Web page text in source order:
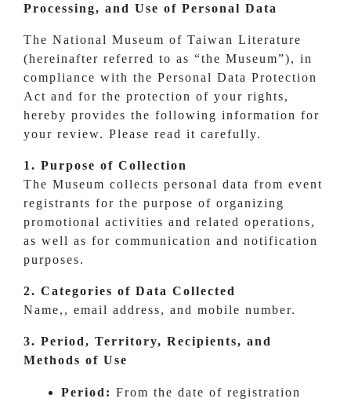
Processing, and Use of Personal Data
The National Museum of Taiwan Literature
(hereinafter referred to as “the Museum”), in
compliance with the Personal Data Protection
Act and for the protection of your rights,
hereby provides the following information for
your review. Please read it carefully.
1. Purpose of Collection
The Museum collects personal data from event
registrants for the purpose of organizing
promotional activities and related operations,
as well as for communication and notification
purposes.
2. Categories of Data Collected
Name,, email address, and mobile number.
3. Period, Territory, Recipients, and
Methods of Use
Period: From the date of registration